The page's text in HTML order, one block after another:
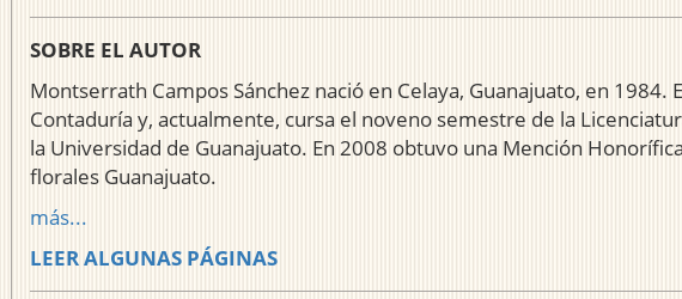
SOBRE EL AUTOR
Montserrath Campos Sánchez nació en Celaya, Guanajuato, en 1984.
Contaduría y, actualmente, cursa el noveno semestre de la
la Universidad de Guanajuato. En 2008 obtuvo una Mención
florales Guanajuato.
más...
LEER ALGUNAS PÁGINAS